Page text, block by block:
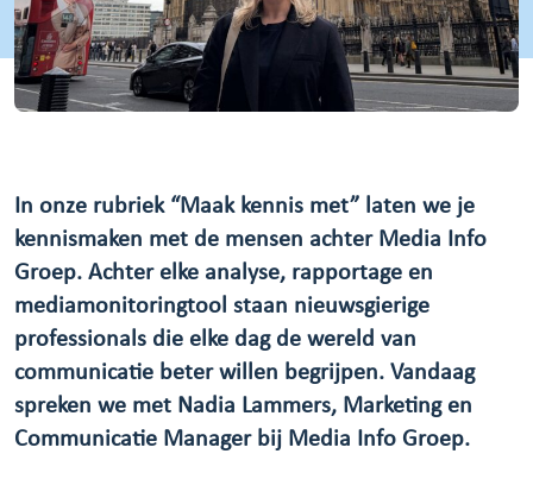
In onze rubriek “Maak kennis met” laten we je
kennismaken met de mensen achter Media Info
Groep. Achter elke analyse, rapportage en
mediamonitoringtool staan nieuwsgierige
professionals die elke dag de wereld van
communicatie beter willen begrijpen. Vandaag
spreken we met Nadia Lammers, Marketing en
Communicatie Manager bij Media Info Groep.